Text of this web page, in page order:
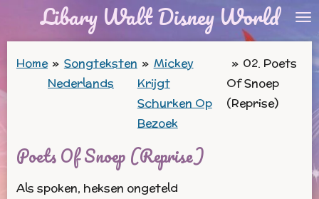
hoofdinhoud
Libary Walt Disney World
Home » Songteksten
Nederlands
» Mickey
Krijgt
Schurken Op
Bezoek
» 02. Poets
Of Snoep
(Reprise)
Poets Of Snoep (Reprise)
Als spoken, heksen ongeteld